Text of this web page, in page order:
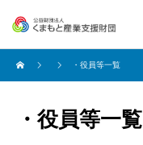
・役員等一覧
・役員等一覧